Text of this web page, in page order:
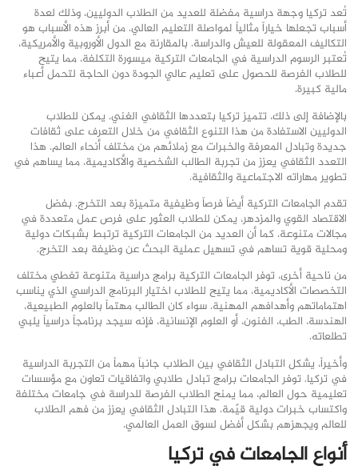
تُعد تركيا وجهة دراسية مفضلة للعديد من الطلاب الدوليين، وذلك لعدة
أسباب تجعلها خياراً مثالياً لمواصلة التعليم العالي. من أبرز هذه الأسباب هو
التكاليف المعقولة للعيش والدراسة. بالمقارنة مع الدول الأوروبية والأمريكية،
تُعتبر الرسوم الدراسية في الجامعات التركية ميسورة التكلفة، مما يتيح
للطلاب الفرصة للحصول على تعليم عالي الجودة دون الحاجة لتحمل أعباء
مالية كبيرة.
بالإضافة إلى ذلك، تتميز تركيا بتعددها الثقافي الغني. يمكن للطلاب
الدوليين الاستفادة من هذا التنوع الثقافي من خلال التعرف على ثقافات
جديدة وتبادل المعرفة والخبرات مع زملائهم من مختلف أنحاء العالم. هذا
التعدد الثقافي يعزز من تجربة الطالب الشخصية والأكاديمية، مما يساهم في
تطوير مهاراته الاجتماعية والثقافية.
تقدم الجامعات التركية أيضاً فرصاً وظيفية متميزة بعد التخرج. بفضل
الاقتصاد القوي والمزدهر، يمكن للطلاب العثور على فرص عمل متعددة في
مجالات متنوعة. كما أن العديد من الجامعات التركية ترتبط بشبكات دولية
ومحلية قوية تساهم في تسهيل عملية البحث عن وظيفة بعد التخرج.
من ناحية أخرى، توفر الجامعات التركية برامج دراسية متنوعة تغطي مختلف
التخصصات الأكاديمية، مما يتيح للطلاب اختيار البرنامج الدراسي الذي يناسب
اهتماماتهم وأهدافهم المهنية. سواء كان الطالب مهتماً بالعلوم الطبيعية،
الهندسة، الطب، الفنون، أو العلوم الإنسانية، فإنه سيجد برنامجاً دراسياً يلبي
تطلعاته.
وأخيراً، يشكل التبادل الثقافي بين الطلاب جانباً مهماً من التجربة الدراسية
في تركيا. توفر الجامعات برامج تبادل طلابي واتفاقيات تعاون مع مؤسسات
تعليمية حول العالم، مما يمنح الطلاب الفرصة للدراسة في جامعات مختلفة
واكتساب خبرات دولية قيّمة. هذا التبادل الثقافي يعزز من فهم الطلاب
للعالم ويجهزهم بشكل أفضل لسوق العمل العالمي.
أنواع الجامعات في تركيا